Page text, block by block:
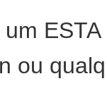
ou